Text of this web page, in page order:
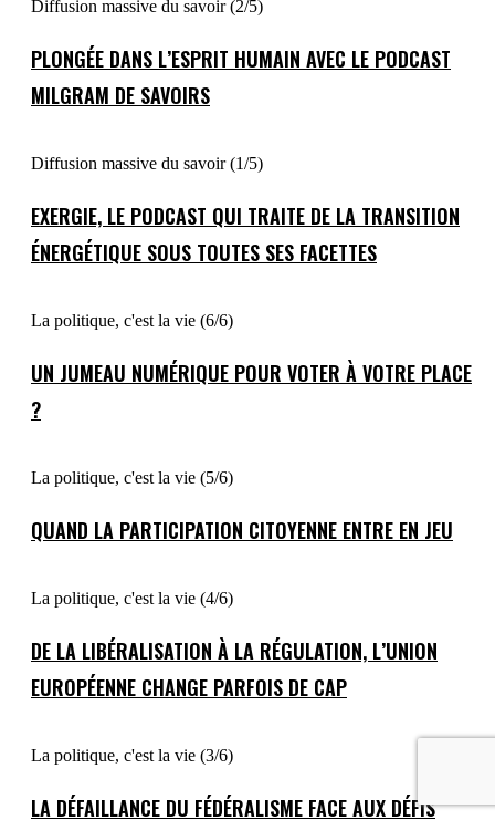
Diffusion massive du savoir (2/5)
PLONGÉE DANS L’ESPRIT HUMAIN AVEC LE PODCAST
MILGRAM DE SAVOIRS
Diffusion massive du savoir (1/5)
EXERGIE, LE PODCAST QUI TRAITE DE LA TRANSITION
ÉNERGÉTIQUE SOUS TOUTES SES FACETTES
La politique, c'est la vie (6/6)
UN JUMEAU NUMÉRIQUE POUR VOTER À VOTRE PLACE
?
La politique, c'est la vie (5/6)
QUAND LA PARTICIPATION CITOYENNE ENTRE EN JEU
La politique, c'est la vie (4/6)
DE LA LIBÉRALISATION À LA RÉGULATION, L’UNION
EUROPÉENNE CHANGE PARFOIS DE CAP
La politique, c'est la vie (3/6)
LA DÉFAILLANCE DU FÉDÉRALISME FACE AUX DÉFIS